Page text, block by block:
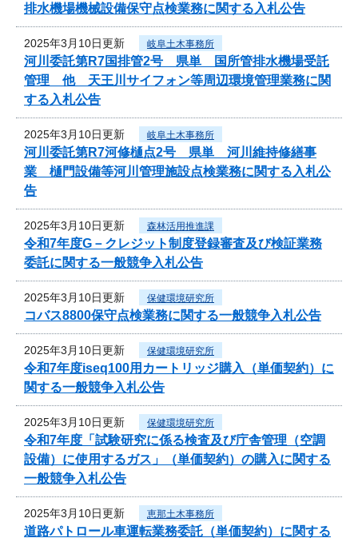
排水機場機械設備保守点検業務に関する入札公告
2025年3月10日更新 岐阜土木事務所
河川委託第R7国排管2号 県単 国所管排水機場受託
管理 他 天王川サイフォン等周辺環境管理業務に関
する入札公告
2025年3月10日更新 岐阜土木事務所
河川委託第R7河修樋点2号 県単 河川維持修繕事
業 樋門設備等河川管理施設点検業務に関する入札公
告
2025年3月10日更新 森林活用推進課
令和7年度G－クレジット制度登録審査及び検証業務
委託に関する一般競争入札公告
2025年3月10日更新 保健環境研究所
コバス8800保守点検業務に関する一般競争入札公告
2025年3月10日更新 保健環境研究所
令和7年度iseq100用カートリッジ購入（単価契約）に
関する一般競争入札公告
2025年3月10日更新 保健環境研究所
令和7年度「試験研究に係る検査及び庁舎管理（空調
設備）に使用するガス」（単価契約）の購入に関する
一般競争入札公告
2025年3月10日更新 恵那土木事務所
道路パトロール車運転業務委託（単価契約）に関する